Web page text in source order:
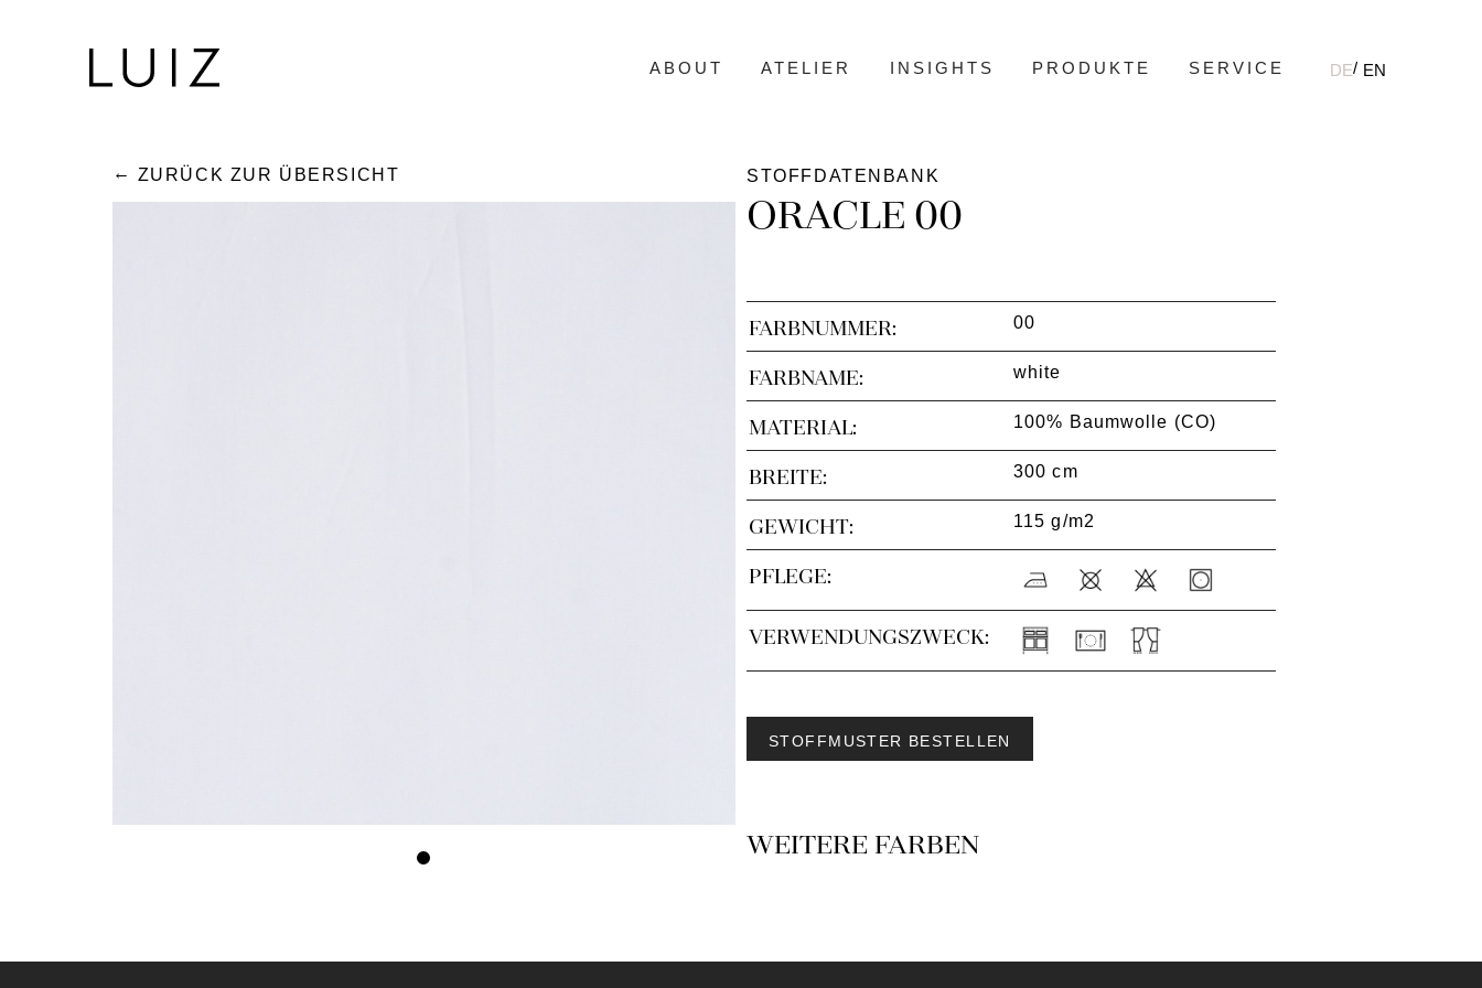
ABOUT ATELIER INSIGHTS PRODUKTE SERVICE DE EN
ZURÜCK ZUR ÜBERSICHT STOFFDATENBANK
ORACLE 00
FARBNUMMER: 00
FARBNAME: white
MATERIAL: 100% Baumwolle (CO)
BREITE: 300 cm
GEWICHT: 115 g/m2
PFLEGE:
VERWENDUNGSZWECK:
STOFFMUSTER BESTELLEN
WEITERE FARBEN